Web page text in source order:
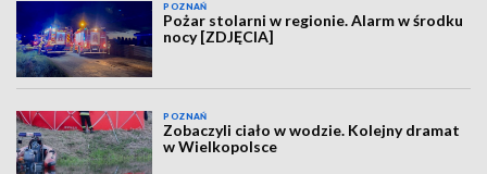
POZNAŃ
Pożar stolarni w regionie. Alarm w środku
nocy [ZDJĘCIA]
POZNAŃ
Zobaczyli ciało w wodzie. Kolejny dramat
w Wielkopolsce